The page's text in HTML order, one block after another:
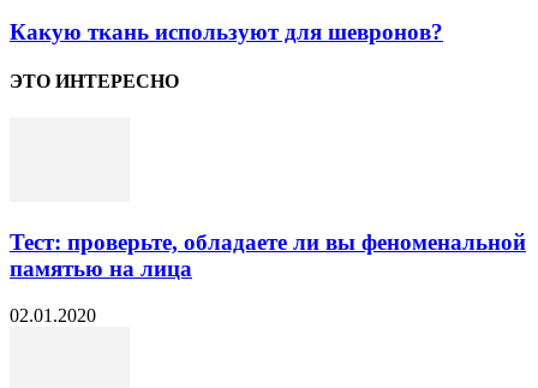
Какую ткань используют для шевронов?
ЭТО ИНТЕРЕСНО
Тест: проверьте, обладаете ли вы феноменальной
памятью на лица
02.01.2020